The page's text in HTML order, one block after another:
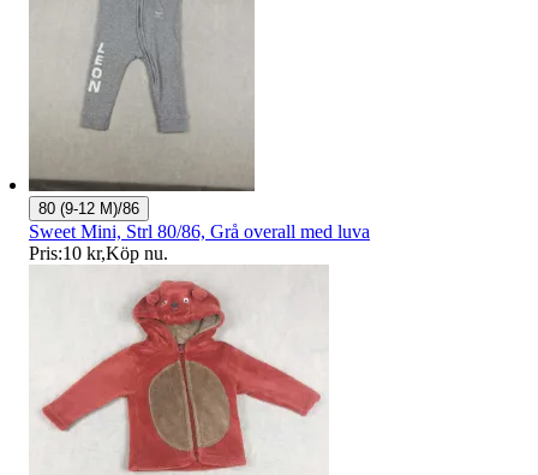
80 (9-12 M)/86
Sweet Mini, Strl 80/86, Grå overall med luva
Pris:10 kr,Köp nu.